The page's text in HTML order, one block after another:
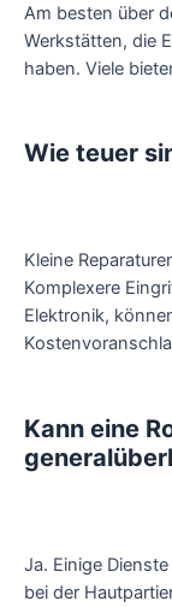
Am besten über
Werkstätten, die
haben. Viele
Wie teuer
Kleine
Komplexere
Elektronik,
Kann eine
Ja. Einige
bei der